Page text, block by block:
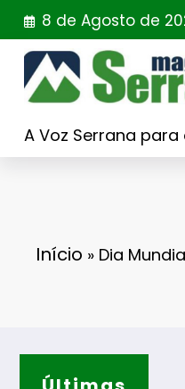
Saltar
para
conteúdo
8 de Agosto de
A Voz Serrana para
Início » Dia